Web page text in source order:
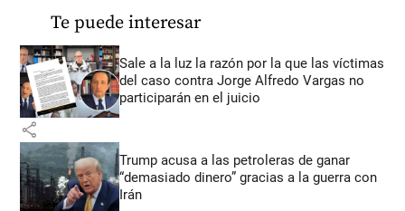
Te puede interesar
Sale a la luz la razón por la que las víctimas
del caso contra Jorge Alfredo Vargas no
participarán en el juicio
share
Trump acusa a las petroleras de ganar
“demasiado dinero” gracias a la guerra con
Irán